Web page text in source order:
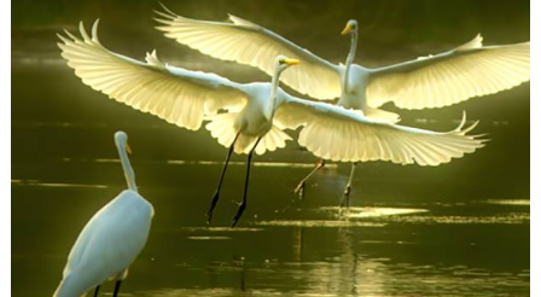
Góc chia sẻ
Liên hệ
Tìm kiếm